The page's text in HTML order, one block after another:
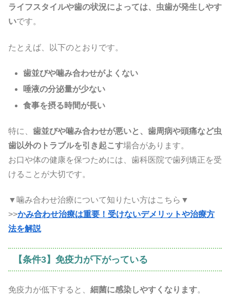
ライフスタイルや歯の状況によっては、虫歯が発生しやす
いです。
たとえば、以下のとおりです。
歯並びや噛み合わせがよくない
唾液の分泌量が少ない
食事を摂る時間が長い
特に、 歯並びや噛み合わせが悪いと、歯周病や頭痛など虫
歯以外のトラブルを引き起こす場合があります。
お口や体の健康を保つためには、歯科医院で歯列矯正を受
けることが大切です。
▼噛み合わせ治療について知りたい方はこちら▼
>>かみ合わせ治療は重要！受けないデメリットや治療方
法を解説
【条件3】免疫力が下がっている
免疫力が低下すると、 細菌に感染しやすくなります。